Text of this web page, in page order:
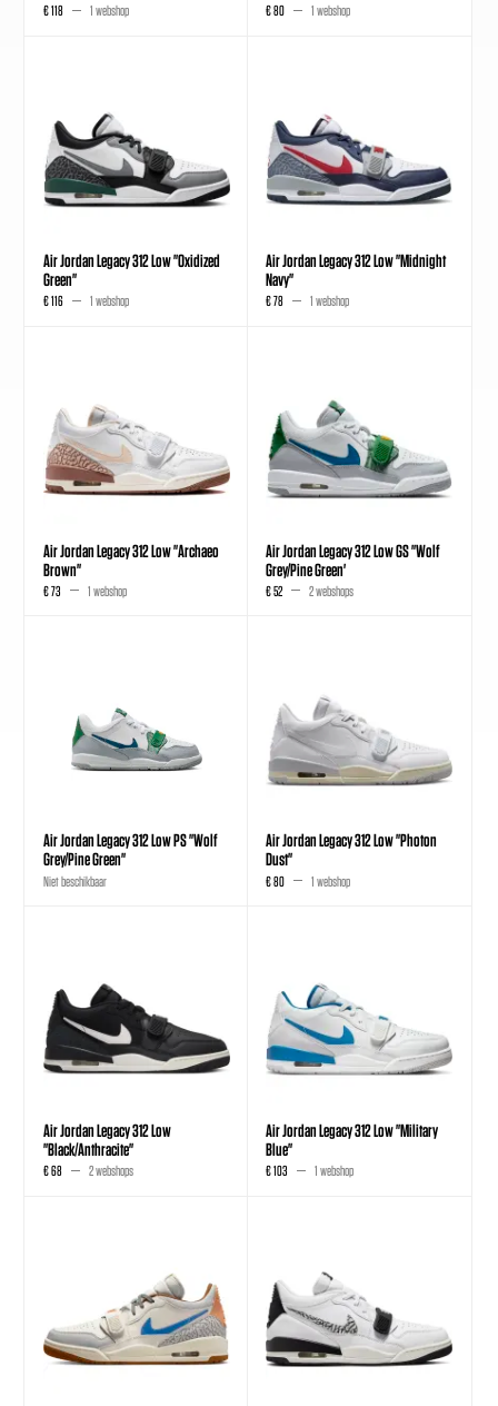
€ 118 1 webshop € 80 1 webshop
Air Jordan Legacy 312 Low "Oxidized
Green"
€ 116 1 webshop
Air Jordan Legacy 312 Low "Midnight
Navy"
€ 78 1 webshop
Air Jordan Legacy 312 Low "Archaeo
Brown"
€ 73 1 webshop
Air Jordan Legacy 312 Low GS "Wolf
Grey/Pine Green'
€ 52 2 webshops
Air Jordan Legacy 312 Low PS "Wolf
Grey/Pine Green"
Niet beschikbaar
Air Jordan Legacy 312 Low "Photon
Dust"
€ 80 1 webshop
Air Jordan Legacy 312 Low
"Black/Anthracite"
€ 68 2 webshops
Air Jordan Legacy 312 Low "Military
Blue"
€ 103 1 webshop